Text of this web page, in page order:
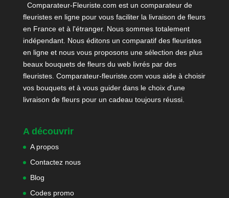
Comparateur-Fleuriste.com est un comparateur de
fleuristes en ligne pour vous faciliter la livraison de fleurs
en France et à l'étranger. Nous sommes totalement
indépendant. Nous éditons un comparatif des fleuristes
en ligne et nous vous proposons une sélection des plus
beaux bouquets de fleurs du web livrés par des
fleuristes. Comparateur-fleuriste.com vous aide à choisir
vos bouquets et à vous guider dans le choix d'une
livraison de fleurs pour un cadeau toujours réussi.
A découvrir
A propos
Contactez nous
Blog
Codes promo